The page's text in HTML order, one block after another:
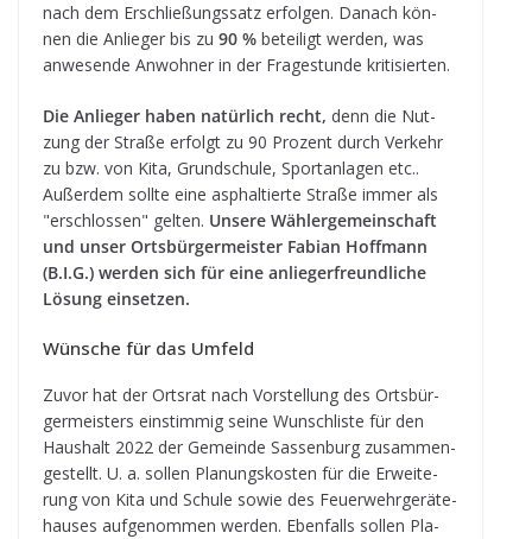
nach dem Erschlie­ßungs­satz erfol­gen. Danach kön­
nen die Anlie­ger bis zu 90 % betei­ligt wer­den, was
anwe­sende Anwoh­ner in der Fra­ge­stunde kritisierten.
Die Anlie­ger haben natür­lich recht, denn die Nut­
zung der Straße erfolgt zu 90 Pro­zent durch Ver­kehr
zu bzw. von Kita, Grund­schule, Sport­an­la­gen etc..
Außer­dem sollte eine asphal­tierte Straße immer als
"erschlos­sen" gel­ten. Unsere Wäh­ler­ge­mein­schaft
und unser Orts­bür­ger­meis­ter Fabian Hoff­mann
(B.I.G.) wer­den sich für eine anlie­ger­freund­li­che
Lösung ein­set­zen.
Wün­sche für das Umfeld
Zuvor hat der Orts­rat nach Vor­stel­lung des Orts­bür­
ger­meis­ters ein­stim­mig seine Wunsch­liste für den
Haus­halt 2022 der Gemeinde Sas­sen­burg zusam­men­
ge­stellt. U. a. sol­len Pla­nungs­kos­ten für die Erwei­te­
rung von Kita und Schule sowie des Feu­er­wehr­ge­rä­te­
hau­ses auf­ge­nom­men wer­den. Eben­falls sol­len Pla­